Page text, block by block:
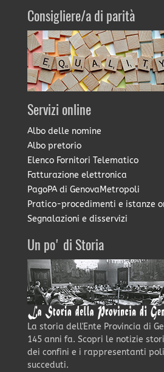
Consigliere/a di parità
Servizi online
Albo delle nomine
Albo pretorio
Elenco Fornitori Telematico
Fatturazione elettronica
PagoPA di GenovaMetropoli
Pratico-procedimenti e istanze
Segnalazioni e disservizi
Un po' di Storia
La storia dell'Ente Provincia di
145 anni fa. Scopri le notizie
dei confini e i rappresentanti
succeduti.